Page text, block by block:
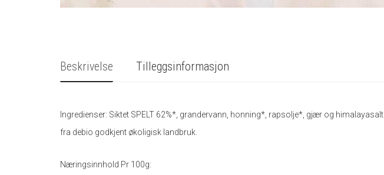
Beskrivelse Tilleggsinformasjon
Ingredienser: Siktet SPELT 62%*, grandervann, honning*, rapsolje*, gjær og himalayasalt.
fra debio godkjent økoligisk landbruk.
Næringsinnhold Pr 100g: